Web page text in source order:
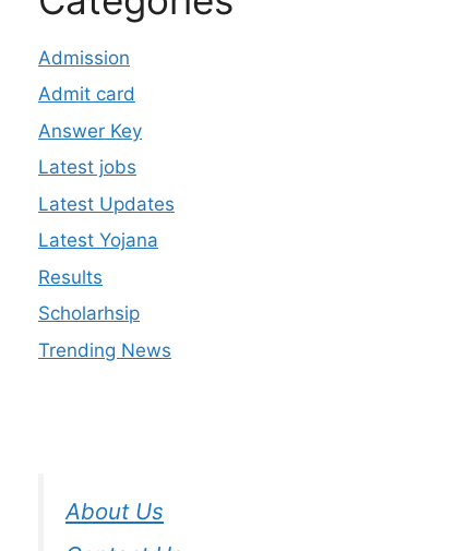
Admission
Admit card
Answer Key
Latest jobs
Latest Updates
Latest Yojana
Results
Scholarhsip
Trending News
About Us